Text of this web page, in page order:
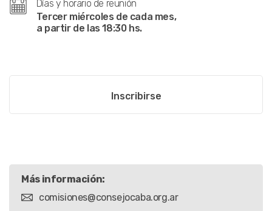
Días y horario de reunión
Tercer miércoles de cada mes,
a partir de las 18:30 hs.
Inscribirse
Más información:
comisiones@consejocaba.org.ar